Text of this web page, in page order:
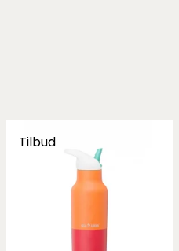
Tilbud